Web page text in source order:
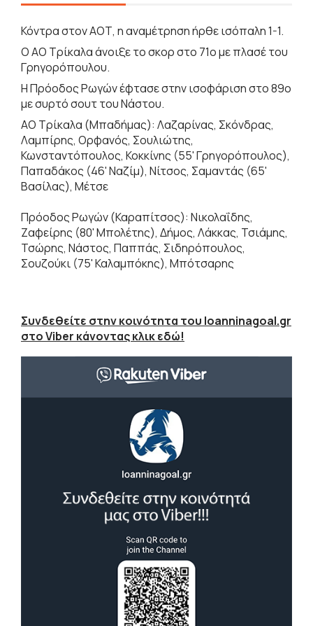
Κόντρα στον ΑΟΤ, η αναμέτρηση ήρθε ισόπαλη 1-1.
Ο ΑΟ Τρίκαλα άνοιξε το σκορ στο 71ο με πλασέ του
Γρηγορόπουλου.
Η Πρόοδος Ρωγών έφτασε στην ισοφάριση στο 89ο
με συρτό σουτ του Νάστου.
ΑΟ Τρίκαλα (Μπαδήμας): Λαζαρίνας, Σκόνδρας,
Λαμπίρης, Ορφανός, Σουλιώτης,
Κωνσταντόπουλος, Κοκκίνης (55' Γρηγορόπουλος),
Παπαδάκος (46' Ναζίμ), Νίτσος, Σαμαντάς (65'
Βασίλας), Μέτσε
Πρόοδος Ρωγών (Καραπίτσος): Νικολαΐδης,
Ζαφείρης (80' Μπολέτης), Δήμος, Λάκκας, Τσιάμης,
Τσώρης, Νάστος, Παππάς, Σιδηρόπουλος,
Σουζούκι (75' Καλαμπόκης), Μπότσαρης
Συνδεθείτε στην κοινότητα του Ioanninagoal.gr
στο Viber κάνοντας κλικ εδώ!